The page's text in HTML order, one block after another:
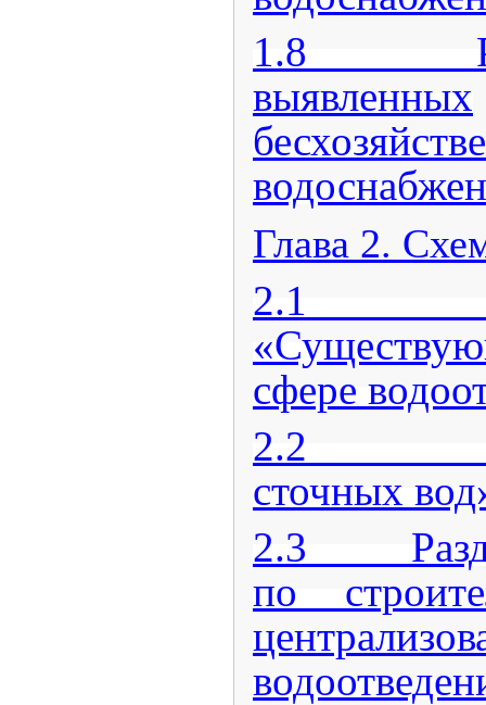
1.8
выявленных
Глава 2.
2.1
сфере
2.2
сточных
2.3
по